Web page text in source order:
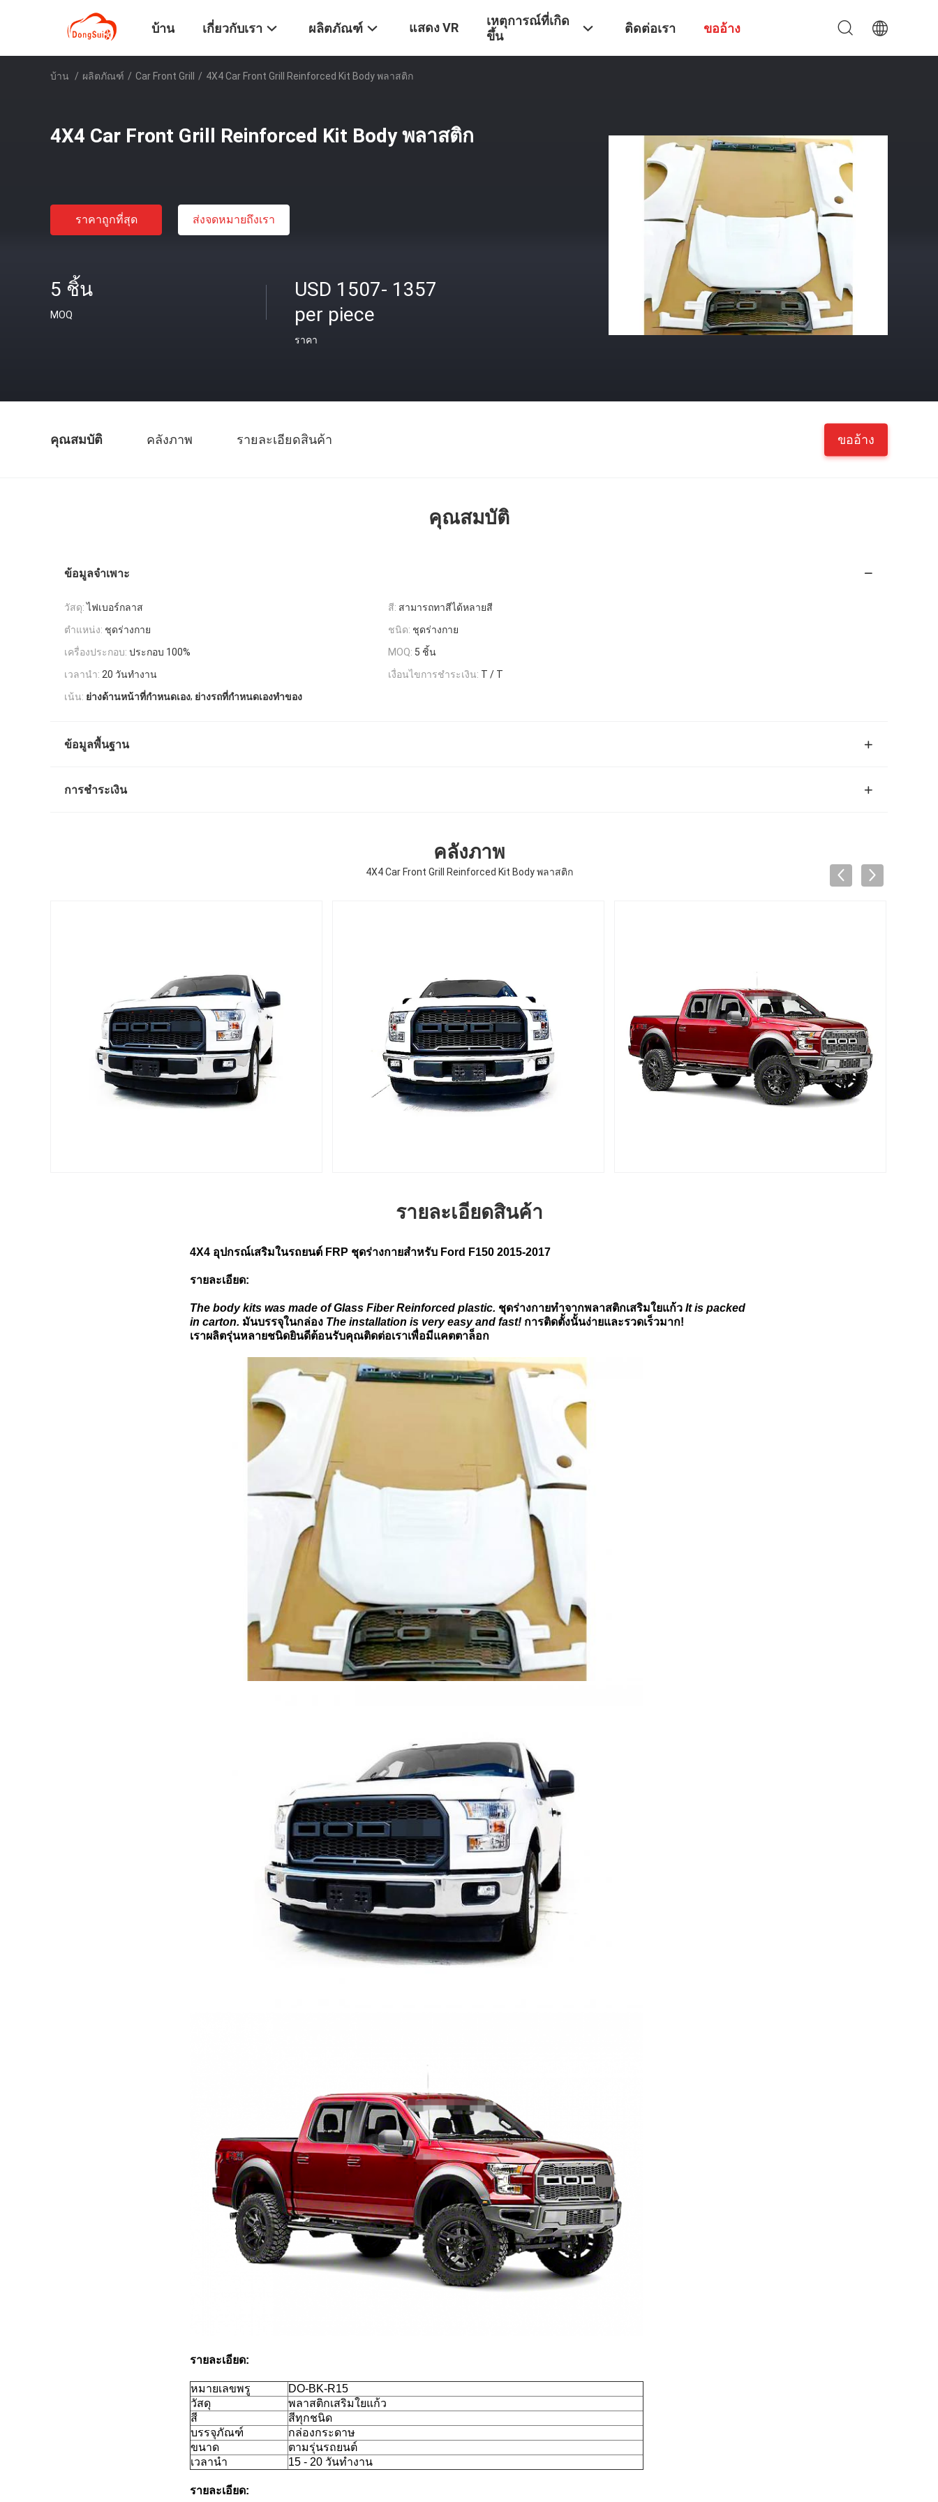
บ้าน เกี่ยวกับเรา ผลิตภัณฑ์ แสดง VR
เหตุการณ์ที่เกิด
ขึ้น
ติดต่อเรา ขออ้าง
บ้าน / ผลิตภัณฑ์ / Car Front Grill / 4X4 Car Front Grill Reinforced Kit Body พลาสติก
4X4 Car Front Grill Reinforced Kit Body พลาสติก
ราคาถูกที่สุด ส่งจดหมายถึงเรา
5 ชิ้น
MOQ
USD 1507- 1357
per piece
ราคา
คุณสมบัติ คลังภาพ รายละเอียดสินค้า ขออ้าง
คุณสมบัติ
ข้อมูลจำเพาะ
วัสดุ: ไฟเบอร์กลาส สี: สามารถทาสีได้หลายสี
ตำแหน่ง: ชุดร่างกาย ชนิด: ชุดร่างกาย
เครื่องประกอบ: ประกอบ 100% MOQ: 5 ชิ้น
เวลานำ: 20 วันทำงาน เงื่อนไขการชำระเงิน: T / T
เน้น: ย่างด้านหน้าที่กำหนดเอง, ย่างรถที่กำหนดเองทำของ
ข้อมูลพื้นฐาน
การชำระเงิน
คลังภาพ
4X4 Car Front Grill Reinforced Kit Body พลาสติก
รายละเอียดสินค้า
4X4 อุปกรณ์เสริมในรถยนต์ FRP ชุดร่างกายสำหรับ Ford F150 2015-2017
รายละเอียด:
The body kits was made of Glass Fiber Reinforced plastic. ชุดร่างกายทำจากพลาสติกเสริมใยแก้ว It is packed
in carton. มันบรรจุในกล่อง The installation is very easy and fast! การติดตั้งนั้นง่ายและรวดเร็วมาก!
เราผลิตรุ่นหลายชนิดยินดีต้อนรับคุณติดต่อเราเพื่อมีแคตตาล็อก
รายละเอียด:
หมายเลขพรู
DO-BK-R15
วัสดุ
พลาสติกเสริมใยแก้ว
สี
สีทุกชนิด
บรรจุภัณฑ์
กล่องกระดาษ
ขนาด
ตามรุ่นรถยนต์
เวลานำ
15 - 20 วันทำงาน
รายละเอียด: